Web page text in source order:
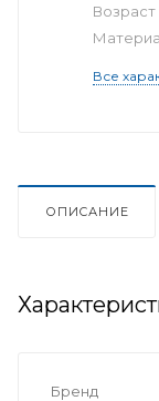
Возраст
Все
ОПИСАНИЕ
Бренд